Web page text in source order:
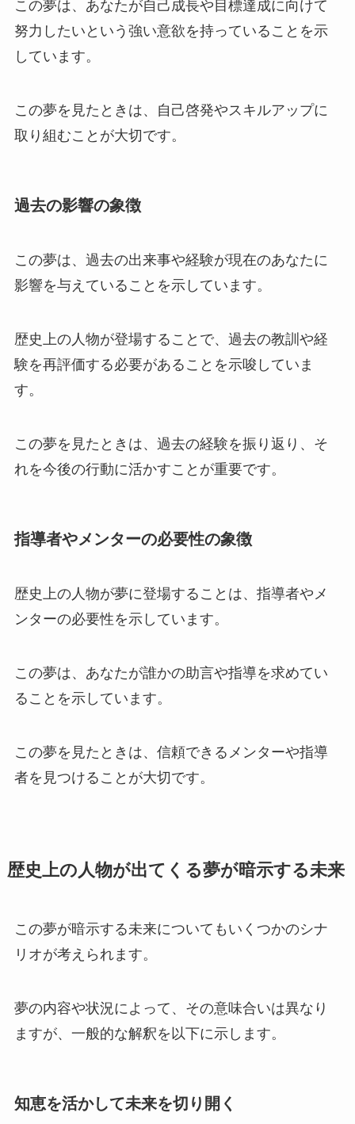
この夢は、あなたが自己成長や目標達成に向けて
努力したいという強い意欲を持っていることを示
しています。
この夢を見たときは、自己啓発やスキルアップに
取り組むことが大切です。
過去の影響の象徴
この夢は、過去の出来事や経験が現在のあなたに
影響を与えていることを示しています。
歴史上の人物が登場することで、過去の教訓や経
験を再評価する必要があることを示唆していま
す。
この夢を見たときは、過去の経験を振り返り、そ
れを今後の行動に活かすことが重要です。
指導者やメンターの必要性の象徴
歴史上の人物が夢に登場することは、指導者やメ
ンターの必要性を示しています。
この夢は、あなたが誰かの助言や指導を求めてい
ることを示しています。
この夢を見たときは、信頼できるメンターや指導
者を見つけることが大切です。
歴史上の人物が出てくる夢が暗示する未来
この夢が暗示する未来についてもいくつかのシナ
リオが考えられます。
夢の内容や状況によって、その意味合いは異なり
ますが、一般的な解釈を以下に示します。
知恵を活かして未来を切り開く